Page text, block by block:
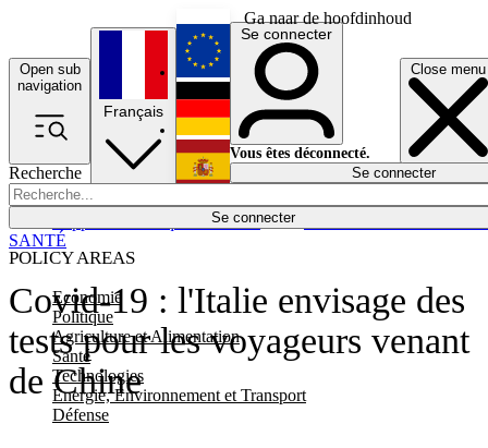
Ga naar de hoofdinhoud
Open sub
navigation
Close menu
Recherche
Se connecter
POLICY AREAS
Economie
Politique
Agriculture et Alimentation
Santé
Technologies
Energie, Environnement et Transport
Défense
Économie
Français
English
Deutsch
Español
Se connecter
Vous êtes déconnecté.
Se connecter
Covid-19 : l'Italie envisage des
tests pour les voyageurs venant
de Chine
SANTÉ